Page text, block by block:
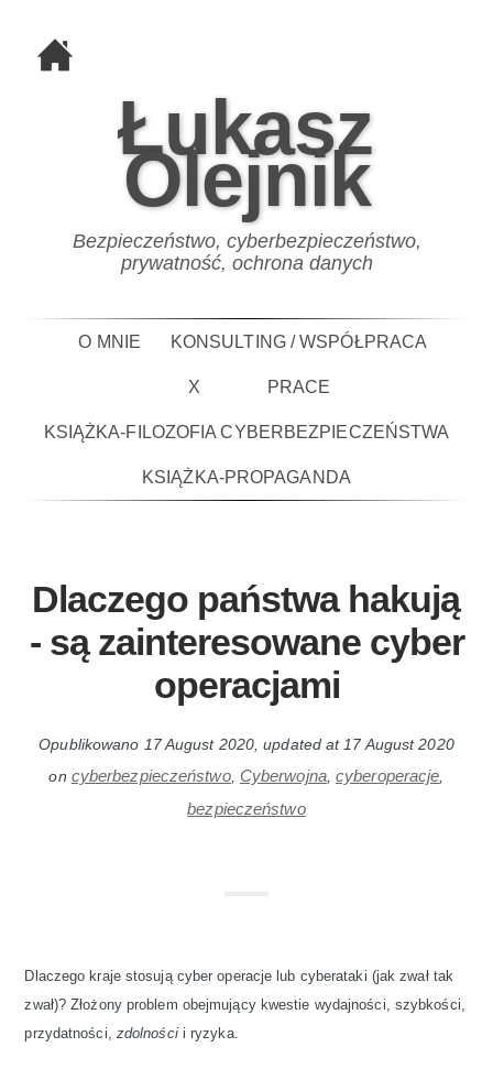
Łukasz
Olejnik
Bezpieczeństwo, cyberbezpieczeństwo,
prywatność, ochrona danych
O MNIE KONSULTING / WSPÓŁPRACA
X PRACE
KSIĄŻKA-FILOZOFIA CYBERBEZPIECZEŃSTWA
KSIĄŻKA-PROPAGANDA
Dlaczego państwa hakują
- są zainteresowane cyber
operacjami
Opublikowano 17 August 2020 , updated at 17 August 2020
on cyberbezpieczeństwo, Cyberwojna,cyberoperacje
bezpieczeństwo
Dlaczego kraje stosują cyber operacje lub cyberataki (jak zwał tak
zwał)? Złożony problem obejmujący kwestie wydajności, szybkości,
przydatności, zdolnościi ryzyka.